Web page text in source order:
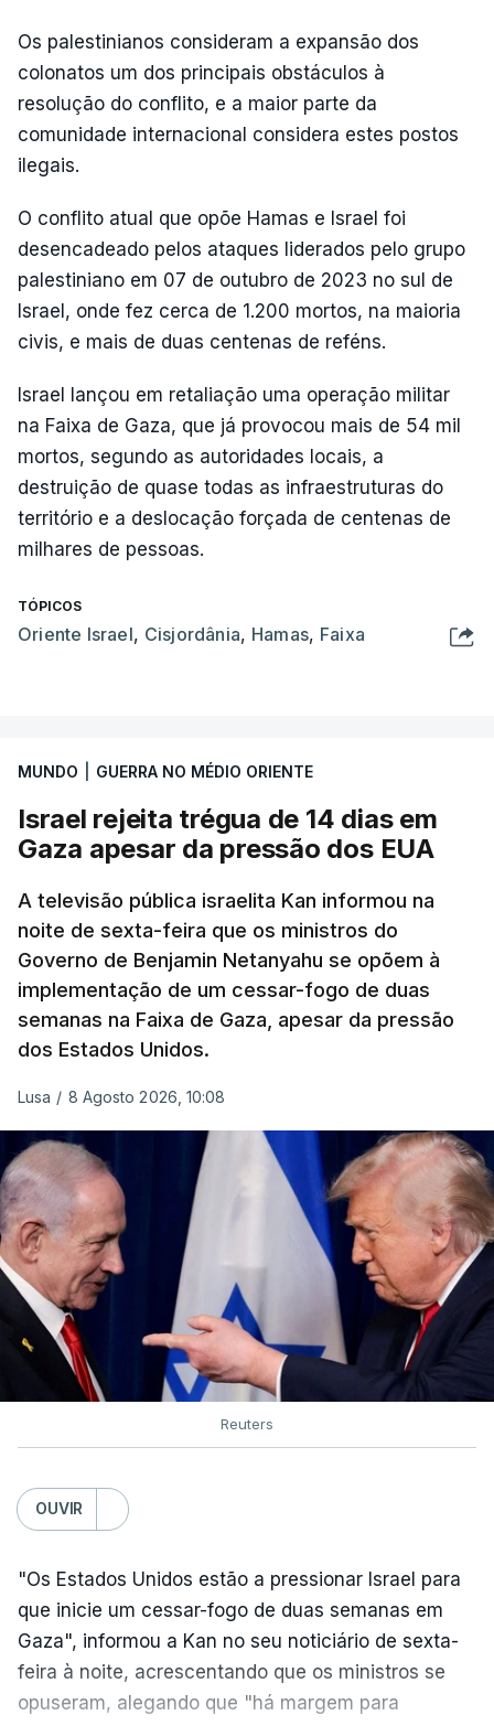
Os palestinianos consideram a expansão dos
colonatos um dos principais obstáculos à
resolução do conflito, e a maior parte da
comunidade internacional considera estes postos
ilegais.
O conflito atual que opõe Hamas e Israel foi
desencadeado pelos ataques liderados pelo grupo
palestiniano em 07 de outubro de 2023 no sul de
Israel, onde fez cerca de 1.200 mortos, na maioria
civis, e mais de duas centenas de reféns.
Israel lançou em retaliação uma operação militar
na Faixa de Gaza, que já provocou mais de 54 mil
mortos, segundo as autoridades locais, a
destruição de quase todas as infraestruturas do
território e a deslocação forçada de centenas de
milhares de pessoas.
TÓPICOS
Oriente Israel, Cisjordânia, Hamas, Faixa
MUNDO GUERRA NO MÉDIO ORIENTE
Israel rejeita trégua de 14 dias em
Gaza apesar da pressão dos EUA
A televisão pública israelita Kan informou na
noite de sexta-feira que os ministros do
Governo de Benjamin Netanyahu se opõem à
implementação de um cessar-fogo de duas
semanas na Faixa de Gaza, apesar da pressão
dos Estados Unidos.
Lusa / 8 Agosto 2026, 10:08
Reuters
OUVIR
"Os Estados Unidos estão a pressionar Israel para
que inicie um cessar-fogo de duas semanas em
Gaza", informou a Kan no seu noticiário de sexta-
feira à noite, acrescentando que os ministros se
opuseram, alegando que "há margem para